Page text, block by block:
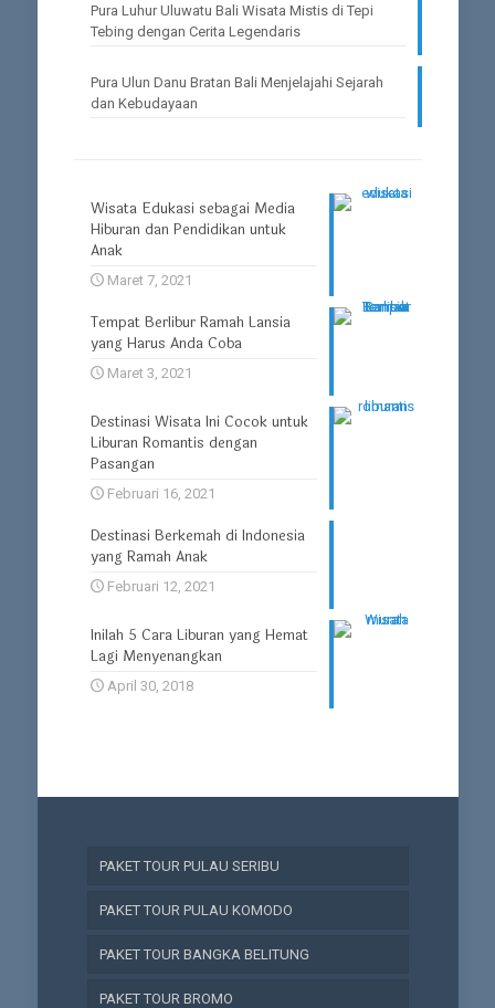
Pura Luhur Uluwatu Bali Wisata Mistis di Tepi
Tebing dengan Cerita Legendaris
Pura Ulun Danu Bratan Bali Menjelajahi Sejarah
dan Kebudayaan
Wisata Edukasi sebagai Media
Hiburan dan Pendidikan untuk
Anak
Maret 7, 2021
Tempat Berlibur Ramah Lansia
yang Harus Anda Coba
Maret 3, 2021
Destinasi Wisata Ini Cocok untuk
Liburan Romantis dengan
Pasangan
Februari 16, 2021
Destinasi Berkemah di Indonesia
yang Ramah Anak
Februari 12, 2021
Inilah 5 Cara Liburan yang Hemat
Lagi Menyenangkan
April 30, 2018
PAKET TOUR PULAU SERIBU
PAKET TOUR PULAU KOMODO
PAKET TOUR BANGKA BELITUNG
PAKET TOUR BROMO